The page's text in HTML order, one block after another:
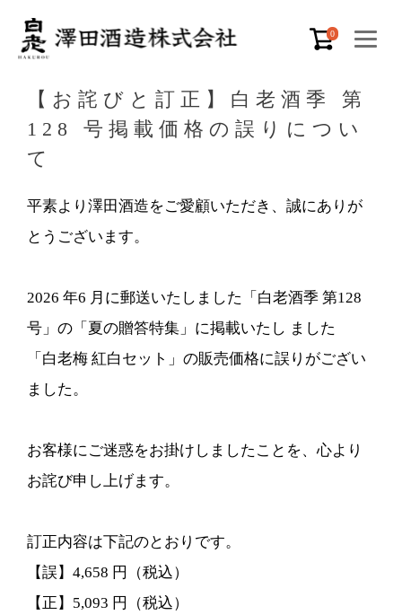
0
【お詫びと訂正】⽩⽼酒季 第
128 号掲載価格の誤りについ
て
平素より澤⽥酒造をご愛顧いただき、誠にありが
とうございます。
2026 年6 ⽉に郵送いたしました「⽩⽼酒季 第128
号」の「夏の贈答特集」に掲載いたし ました
「⽩⽼梅 紅⽩セット」の販売価格に誤りがござい
ました。
お客様にご迷惑をお掛けしましたことを、⼼より
お詫び申し上げます。
訂正内容は下記のとおりです。
【誤】4,658 円（税込）
【正】5,093 円（税込）